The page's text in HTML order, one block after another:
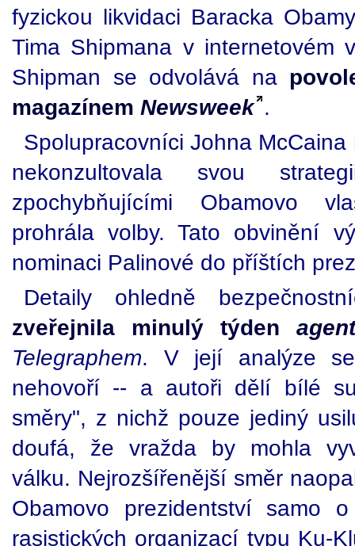
fyzickou likvidaci Baracka
Tima Shipmana v internetovém
Shipman se odvolává na
magazínem Newsweek .
Spolupracovníci Johna
nekonzultovala svou
zpochybňujícími Obamovo
prohrála volby. Tato obvinění
nominaci Palinové do příštích
Detaily ohledně
zveřejnila minulý týden
Telegraphem. V její analýze
nehovoří -- a autoři dělí bílé
směry", z nichž pouze jediný
doufá, že vražda by mohla
válku. Nejrozšířenější směr
Obamovo prezidentství samo
rasistických organizací typu Ku-